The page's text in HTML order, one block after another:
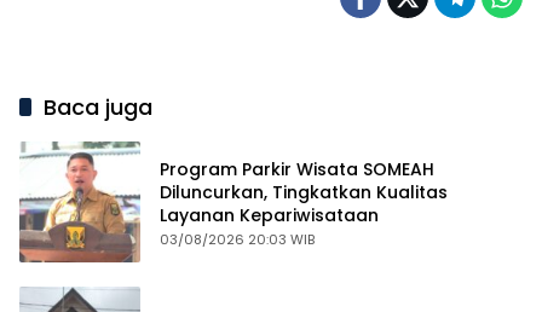
Baca juga
Program Parkir Wisata SOMEAH
Diluncurkan, Tingkatkan Kualitas
Layanan Kepariwisataan
03/08/2026 20:03 WIB